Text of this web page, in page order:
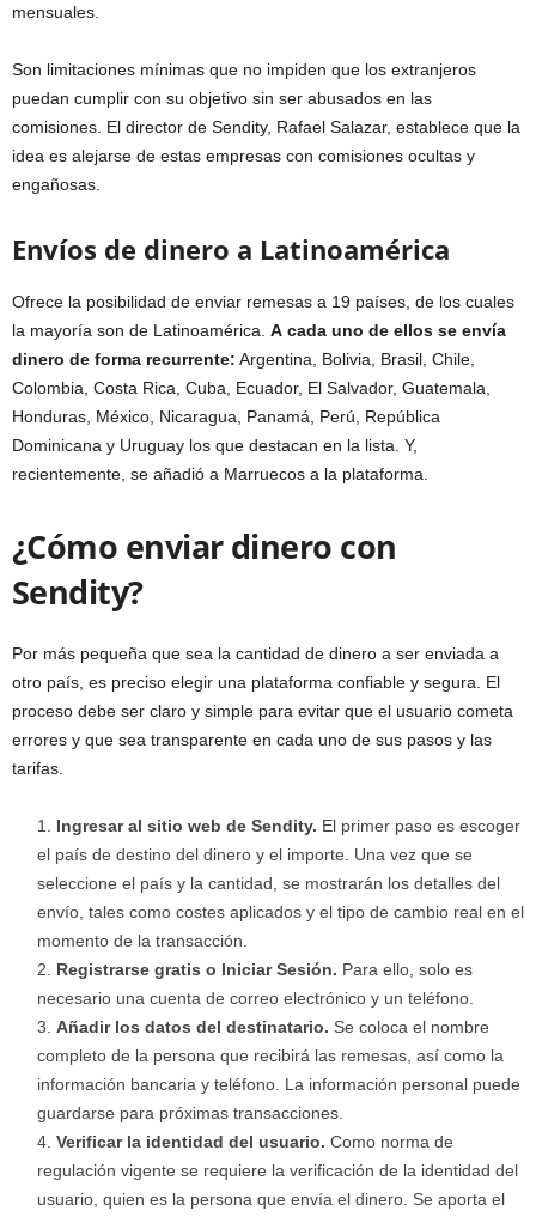
mensuales.
Son limitaciones mínimas que no impiden que los extranjeros
puedan cumplir con su objetivo sin ser abusados en las
comisiones. El director de Sendity, Rafael Salazar, establece que la
idea es alejarse de estas empresas con comisiones ocultas y
engañosas.
Envíos de dinero a Latinoamérica
Ofrece la posibilidad de enviar remesas a 19 países, de los cuales
la mayoría son de Latinoamérica. A cada uno de ellos se envía
dinero de forma recurrente: Argentina, Bolivia, Brasil, Chile,
Colombia, Costa Rica, Cuba, Ecuador, El Salvador, Guatemala,
Honduras, México, Nicaragua, Panamá, Perú, República
Dominicana y Uruguay los que destacan en la lista. Y,
recientemente, se añadió a Marruecos a la plataforma.
¿Cómo enviar dinero con
Sendity?
Por más pequeña que sea la cantidad de dinero a ser enviada a
otro país, es preciso elegir una plataforma confiable y segura. El
proceso debe ser claro y simple para evitar que el usuario cometa
errores y que sea transparente en cada uno de sus pasos y las
tarifas.
Ingresar al sitio web de Sendity. El primer paso es escoger
el país de destino del dinero y el importe. Una vez que se
seleccione el país y la cantidad, se mostrarán los detalles del
envío, tales como costes aplicados y el tipo de cambio real en el
momento de la transacción.
Registrarse gratis o Iniciar Sesión. Para ello, solo es
necesario una cuenta de correo electrónico y un teléfono.
Añadir los datos del destinatario. Se coloca el nombre
completo de la persona que recibirá las remesas, así como la
información bancaria y teléfono. La información personal puede
guardarse para próximas transacciones.
Verificar la identidad del usuario. Como norma de
regulación vigente se requiere la verificación de la identidad del
usuario, quien es la persona que envía el dinero. Se aporta el